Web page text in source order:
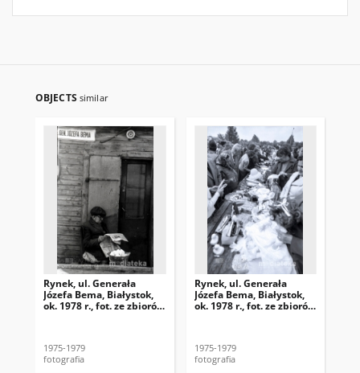
OBJECTS similar
Rynek, ul. Generała
Józefa Bema, Białystok,
ok. 1978 r., fot. ze zbiorów
1975-1979
fotografia
Rynek, ul. Generała
Józefa Bema, Białystok,
ok. 1978 r., fot. ze zbiorów
1975-1979
fotografia